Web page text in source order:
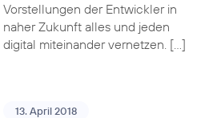
Vorstellungen der Entwickler in
naher Zukunft alles und jeden
digital miteinander vernetzen. […]
13. April 2018